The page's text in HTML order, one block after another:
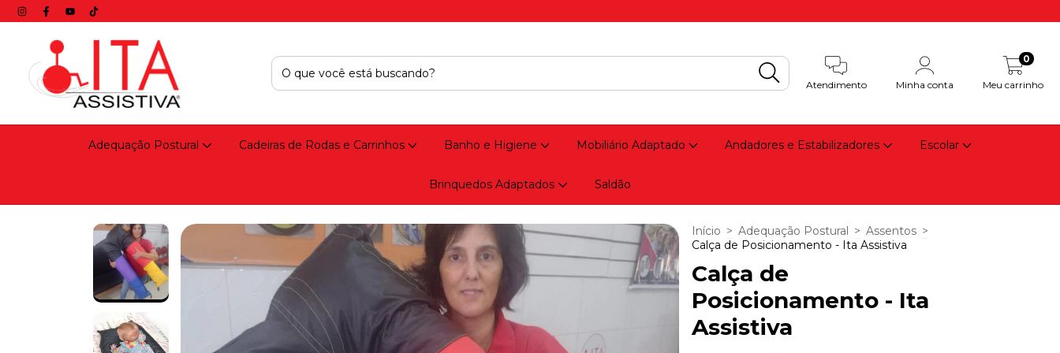
Atendimento Minha conta Meu carrinho
0
Adequação Postural Cadeiras de Rodas e Carrinhos Banho e Higiene Mobiliário Adaptado Andadores e Estabilizadores Escolar
Brinquedos Adaptados Saldão
Início > Adequação Postural > Assentos >
Calça de Posicionamento - Ita Assistiva
Calça de
Posicionamento - Ita
Assistiva